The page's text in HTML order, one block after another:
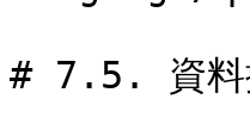
# 7.5. 資料